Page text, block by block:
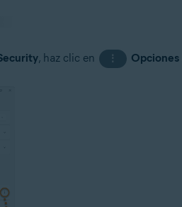
, haz clic en ⋮ Opciones